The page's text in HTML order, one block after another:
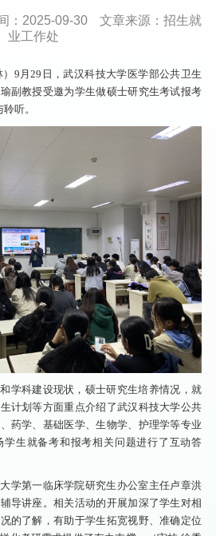
：2025-09-30
文章来源：招生就
业工作处
9月29日，武汉科技大学医学部公共卫生
副教授受邀为学生做硕士研究生考试报考
听。
学科建设现状，硕士研究生培养情况，就
计划等方面重点介绍了武汉科技大学公共
药学、基础医学、生物学、护理学等专业
学生就备考和报考相关问题进行了互动答
学第一临床学院研究生办公室主任卢章洪
导讲座。相关活动的开展加深了学生对相
的了解，有助于学生拓宽视野、准确定位